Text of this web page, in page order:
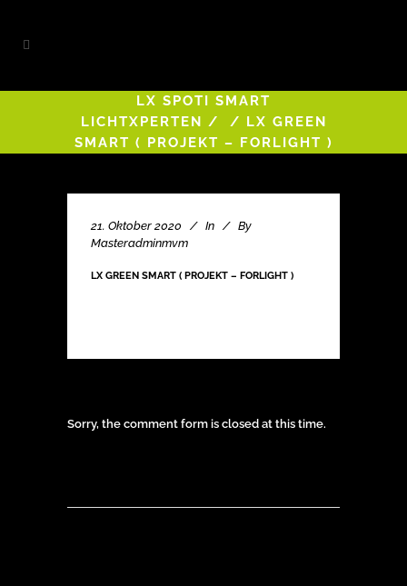
LX SPOTI SMART
LICHTXPERTEN / / LX GREEN
SMART ( PROJEKT – FORLIGHT )
21. Oktober 2020 In
By
Masteradminmvm
LX GREEN SMART ( PROJEKT – FORLIGHT )
Sorry, the comment form is closed at this time.